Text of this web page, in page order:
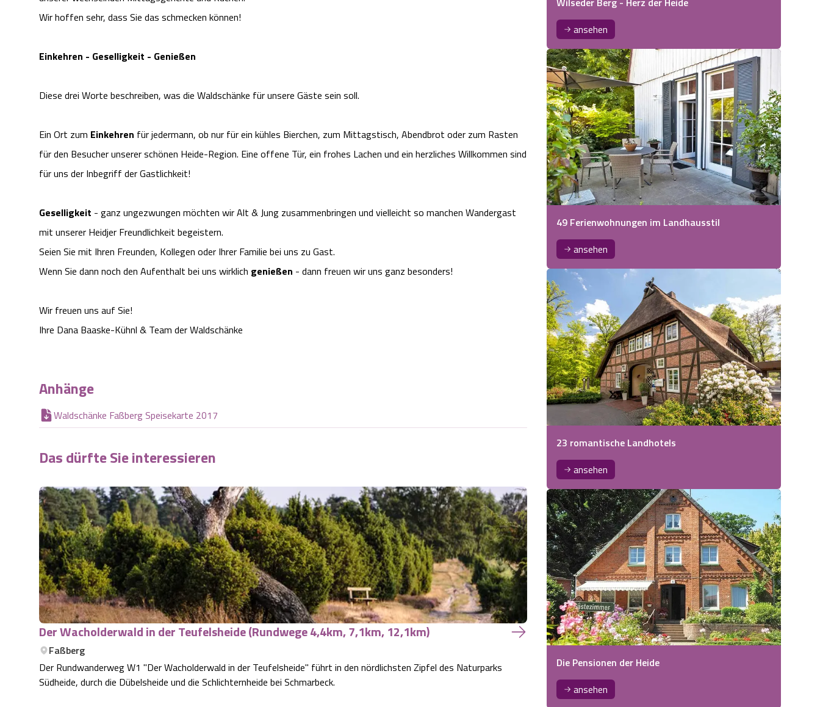
Wir hoffen sehr, dass Sie das schmecken können!
Einkehren - Geselligkeit - Genießen
Diese drei Worte beschreiben, was die Waldschänke für unsere Gäste sein soll.
Ein Ort zum Einkehren für jedermann, ob nur für ein kühles Bierchen, zum Mittagstisch, Abendbrot oder zum Rasten
für den Besucher unserer schönen Heide-Region. Eine offene Tür, ein frohes Lachen und ein herzliches Willkommen sind
für uns der Inbegriff der Gastlichkeit!
Geselligkeit - ganz ungezwungen möchten wir Alt & Jung zusammenbringen und vielleicht so manchen Wandergast
mit unserer Heidjer Freundlichkeit begeistern.
Seien Sie mit Ihren Freunden, Kollegen oder Ihrer Familie bei uns zu Gast.
Wenn Sie dann noch den Aufenthalt bei uns wirklich genießen - dann freuen wir uns ganz besonders!
Wir freuen uns auf Sie!
Ihre Dana Baaske-Kühnl & Team der Waldschänke
Anhänge
Waldschänke Faßberg Speisekarte 2017
Das dürfte Sie interessieren
Der Wacholderwald in der Teufelsheide (Rundwege 4,4km, 7,1km, 12,1km)
Faßberg
Der Rundwanderweg W1 "Der Wacholderwald in der Teufelsheide" führt in den nördlichsten Zipfel des Naturparks
Südheide, durch die Dübelsheide und die Schlichternheide bei Schmarbeck.
ansehen
49 Ferienwohnungen im Landhausstil
ansehen
23 romantische Landhotels
ansehen
Die Pensionen der Heide
ansehen